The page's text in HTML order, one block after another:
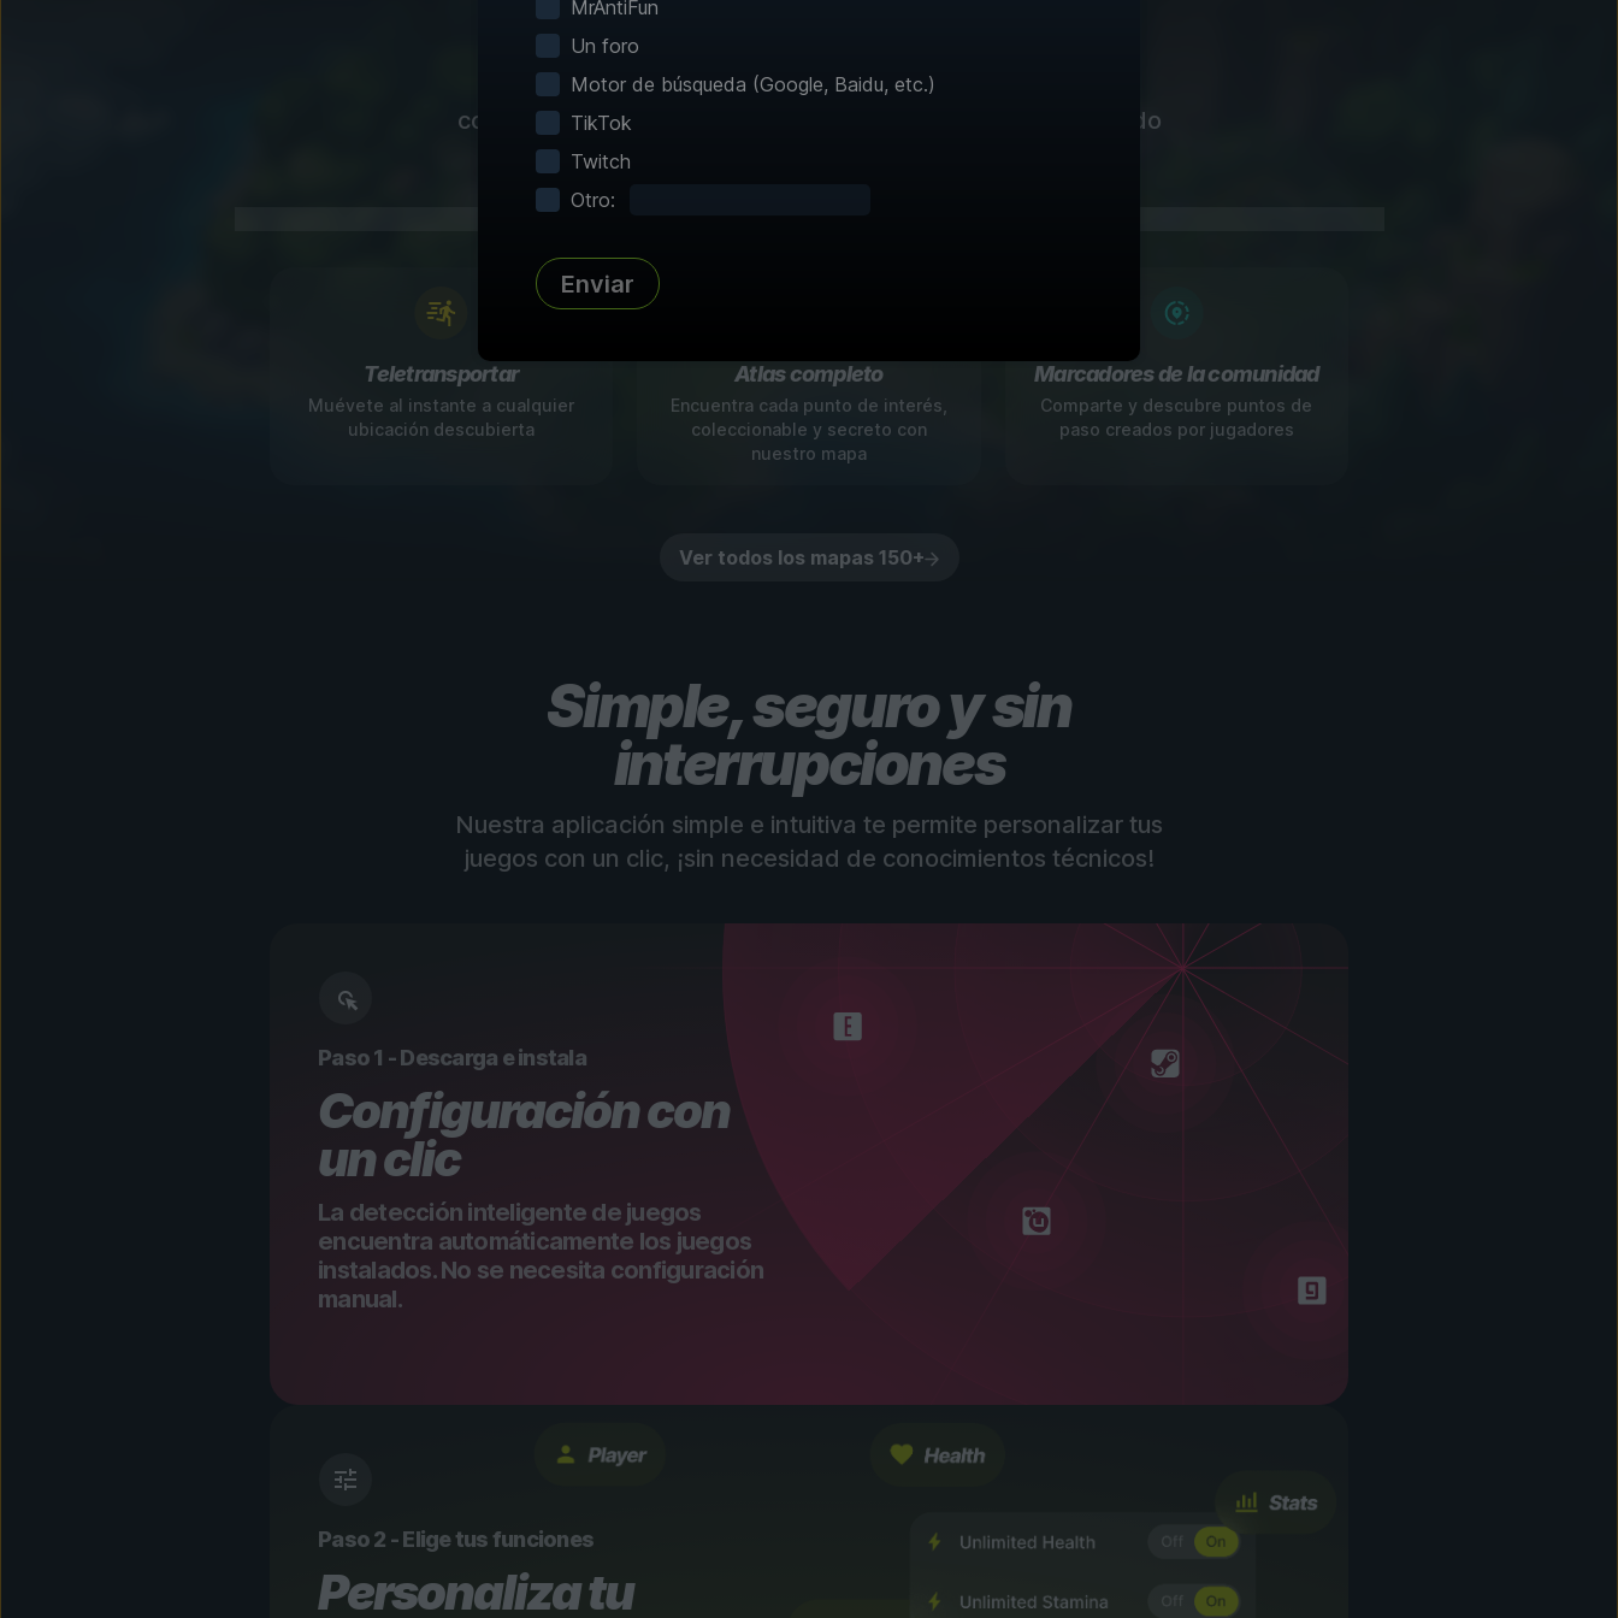
Nuestros mapas interactivos hacen que explorar sea pan
comido, con viajes rápidos instantáneos y un mapeo detallado
Teletransportar
Muévete al instante a cualquier
ubicación descubierta
Atlas completo
Encuentra cada punto de interés,
coleccionable y secreto con
nuestro mapa
Marcadores de la comunidad
Comparte y descubre puntos de
paso creados por jugadores
Ver todos los mapas 150+
Simple, seguro y sin
interrupciones
Nuestra aplicación simple e intuitiva te permite personalizar tus
juegos con un clic, ¡sin necesidad de conocimientos técnicos!
Paso 1 - Descarga e instala
Configuración con
un clic
La detección inteligente de juegos
encuentra automáticamente los juegos
instalados. No se necesita configuración
manual.
Paso 2 - Elige tus funciones
Personaliza tu
MrAntiFun
Un foro
Motor de búsqueda (Google, Baidu, etc.)
TikTok
Twitch
Otro:
Enviar